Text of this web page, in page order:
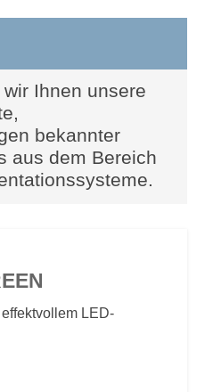
Ihnen unsere
bekannter
aus dem Bereich
LED-